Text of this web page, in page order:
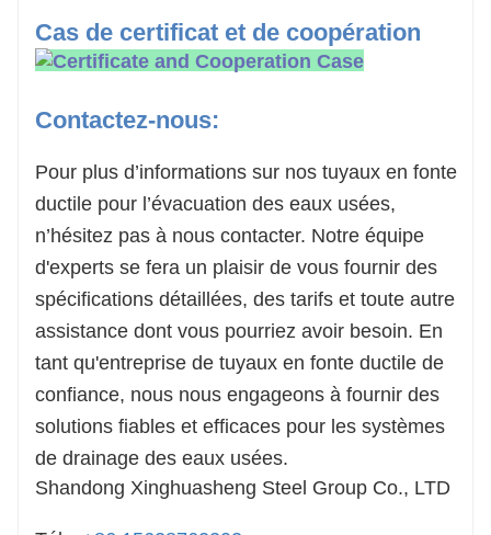
Cas de certificat et de coopération
Contactez-nous:
Pour plus d’informations sur nos tuyaux en fonte
ductile pour l’évacuation des eaux usées,
n’hésitez pas à nous contacter. Notre équipe
d'experts se fera un plaisir de vous fournir des
spécifications détaillées, des tarifs et toute autre
assistance dont vous pourriez avoir besoin. En
tant qu'entreprise de tuyaux en fonte ductile de
confiance, nous nous engageons à fournir des
solutions fiables et efficaces pour les systèmes
de drainage des eaux usées.
Shandong Xinghuasheng Steel Group Co., LTD